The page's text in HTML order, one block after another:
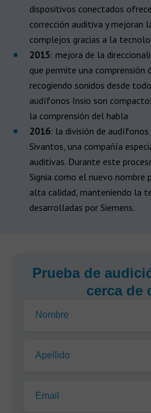
dispositivos conectados
corrección auditiva y mejoran
complejos gracias a la
2015: mejora de la
que permite una comprensión
recogiendo sonidos desde
audífonos Insio son
la comprensión del habla
2016: la división de
Sivantos, una compañía
auditivas. Durante este
Signia como el nuevo nombre
alta calidad, manteniendo la
desarrolladas por Siemens.
Prueba de
cerca de
Nombre
Apellido
Email